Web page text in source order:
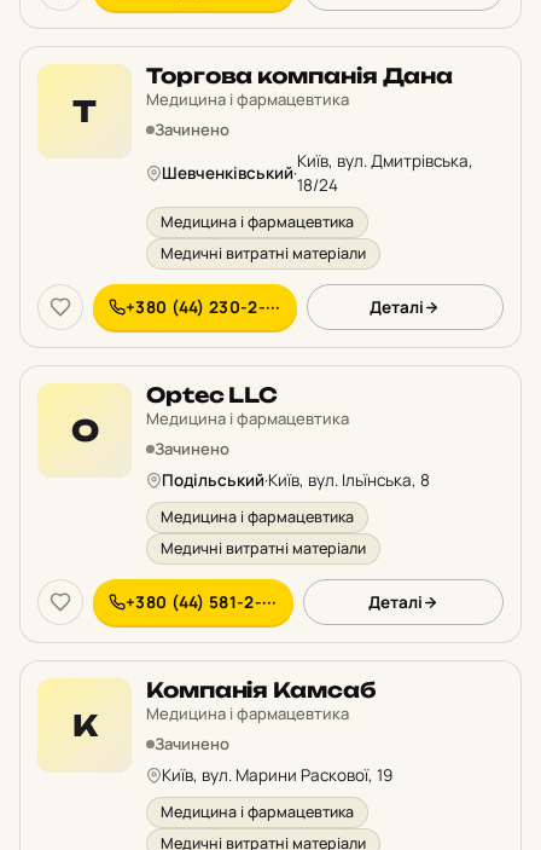
Т
Торгова компанія Дана
Медицина і фармацевтика
Зачинено
Шевченківський·
Київ, вул. Дмитрівська,
18/24
Медицина і фармацевтика
Медичні витратні матеріали
+380 (44) 230-2-··· Деталі
O
Optec LLC
Медицина і фармацевтика
Зачинено
Подільський·Київ, вул. Ільїнська, 8
Медицина і фармацевтика
Медичні витратні матеріали
+380 (44) 581-2-··· Деталі
К
Компанія Камсаб
Медицина і фармацевтика
Зачинено
Київ, вул. Марини Раскової, 19
Медицина і фармацевтика
Медичні витратні матеріали